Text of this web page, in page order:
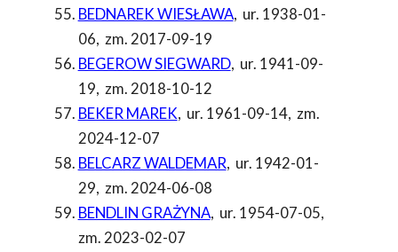
BEDNAREK WIESŁAWA, ur. 1938-01-
06, zm. 2017-09-19
BEGEROW SIEGWARD, ur. 1941-09-
19, zm. 2018-10-12
BEKER MAREK, ur. 1961-09-14, zm.
2024-12-07
BELCARZ WALDEMAR, ur. 1942-01-
29, zm. 2024-06-08
BENDLIN GRAŻYNA, ur. 1954-07-05,
zm. 2023-02-07